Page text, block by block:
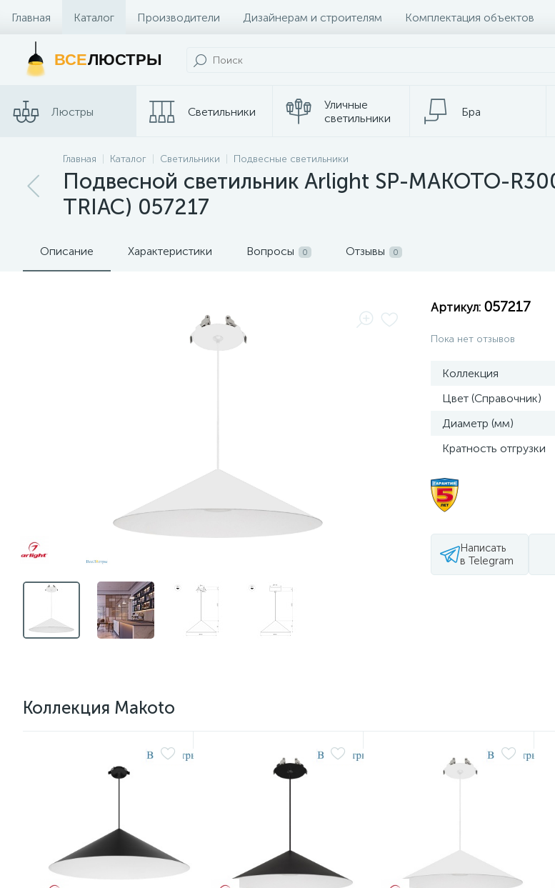
Главная Каталог Производители Дизайнерам и строителям Комплектация объектов
Контакты и Магазины
ВСЕЛЮСТРЫ
Люстры Светильники
Уличные
светильники
Бра
Споты Трековые системы
Главная Каталог Светильники Подвесные светильники
Подвесной светильник Arlight SP-MAKOTO-
TRIAC) 057217
Описание Характеристики Вопросы 0 Отзывы 0
Артикул: 057217
Пока нет отзывов
Коллекция
Цвет (Справочник)
Диаметр (мм)
Кратность отгрузки
Написать
в Telegram
Коллекция Makoto